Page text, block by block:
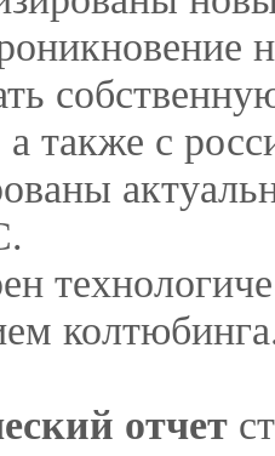
а также с
отчет